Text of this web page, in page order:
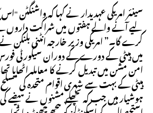
سینئر امریکی عہدیدار نے کہا کہ واشنگٹن
لیے آنے والے ہفتوں میں شراکت داروں
کرے گا۔” امریکی وزیر خارجہ انٹنی
میں ہیٹی کے دورے کے دوران سیکورٹی
امن مشن میں تبدیل کرنے کا معاملہ اٹھایا
ہیٹی کے بہت سے شہری اقوام متحدہ کی
ہوشیار ہیں جب کہ پچھلے مشنوں نے ہیضے کی